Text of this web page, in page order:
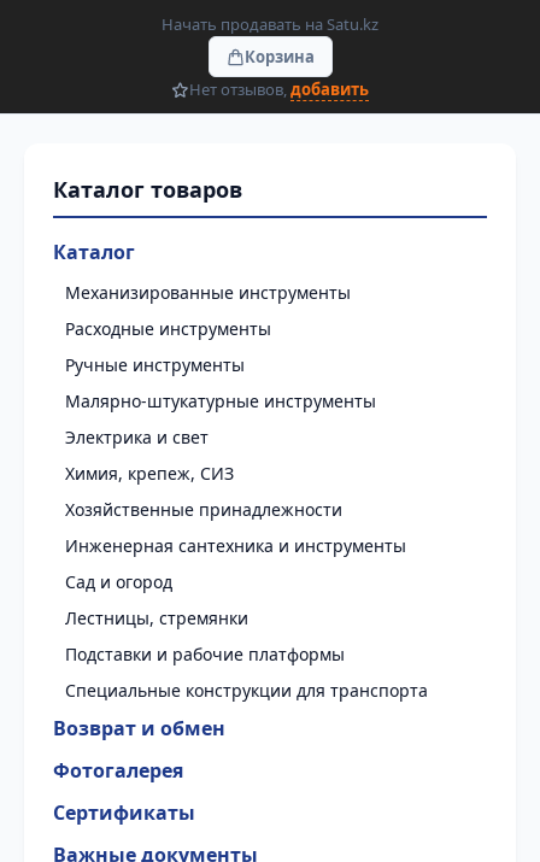
Начать продавать на Satu.kz
Корзина
Нет отзывов,добавить
Каталог
Механизированные инструменты
Расходные инструменты
Ручные инструменты
Малярно-штукатурные инструменты
Электрика и свет
Химия, крепеж, СИЗ
Хозяйственные принадлежности
Инженерная сантехника и инструменты
Сад и огород
Лестницы, стремянки
Подставки и рабочие платформы
Специальные конструкции для транспорта
Возврат и обмен
Фотогалерея
Сертификаты
Важные документы